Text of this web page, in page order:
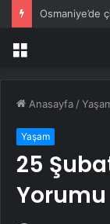
Menü
Anasayfa /
Yaşam
25
Yorumu